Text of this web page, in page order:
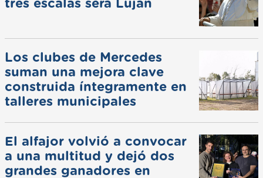
tres escalas será Luján
Los clubes de Mercedes
suman una mejora clave
construida íntegramente en
talleres municipales
El alfajor volvió a convocar
a una multitud y dejó dos
grandes ganadores en